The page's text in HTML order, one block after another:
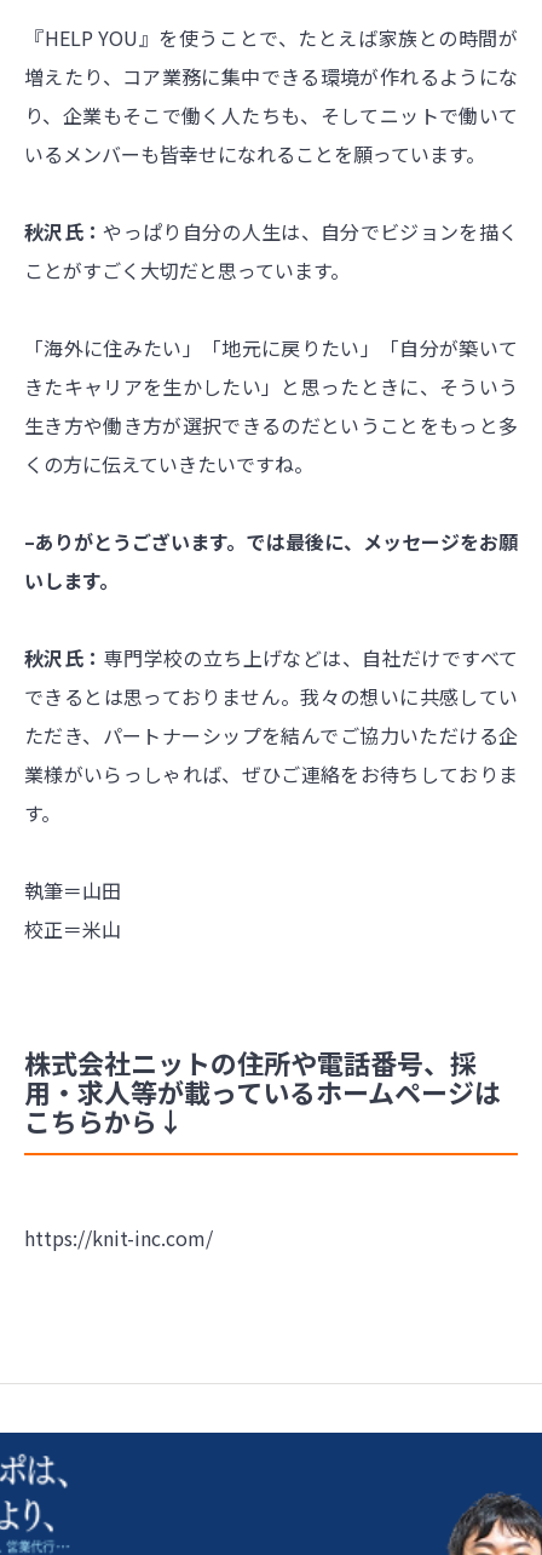
『HELP YOU』を使うことで、たとえば家族との時間が
増えたり、コア業務に集中できる環境が作れるようにな
り、企業もそこで働く人たちも、そしてニットで働いて
いるメンバーも皆幸せになれることを願っています。
秋沢氏：やっぱり自分の人生は、自分でビジョンを描く
ことがすごく大切だと思っています。
「海外に住みたい」「地元に戻りたい」「自分が築いて
きたキャリアを生かしたい」と思ったときに、そういう
生き方や働き方が選択できるのだということをもっと多
くの方に伝えていきたいですね。
–ありがとうございます。では最後に、メッセージをお願
いします。
秋沢氏： 専門学校の立ち上げなどは、自社だけですべて
できるとは思っておりません。我々の想いに共感してい
ただき、パートナーシップを結んでご協力いただける企
業様がいらっしゃれば、ぜひご連絡をお待ちしておりま
す。
執筆＝山田
校正＝米山
株式会社ニットの住所や電話番号、採
用・求人等が載っているホームページは
こちらから↓
https://knit-inc.com/